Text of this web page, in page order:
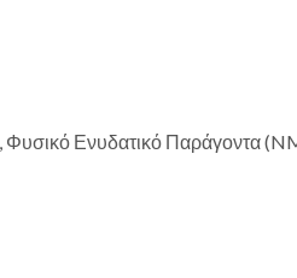
Ενυδατικό Παράγοντα